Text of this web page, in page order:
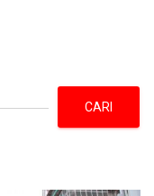
CARI